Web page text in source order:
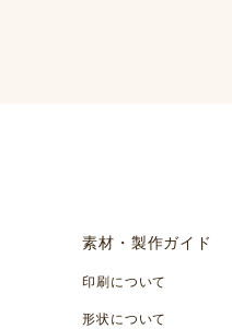
素材・製作ガイド
印刷について
形状について